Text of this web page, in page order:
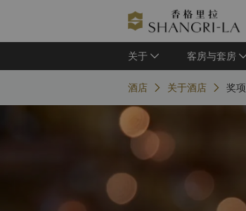
关于 客房与套房
酒店 关于酒店 奖项